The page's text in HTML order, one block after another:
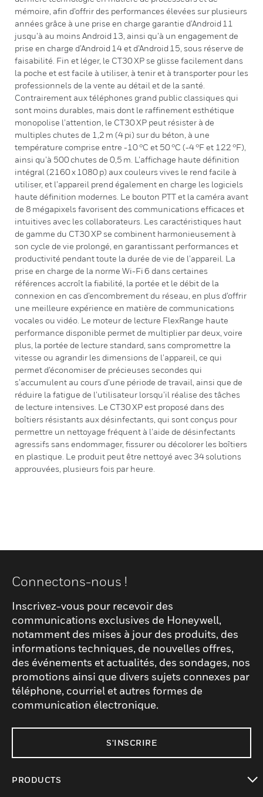
mémoire, afin d’offrir des performances élevées sur plusieurs
années grâce à une prise en charge garantie d’Android 11
jusqu’à au moins Android 13, ainsi qu’à un engagement de
prise en charge d’Android 14 et d’Android 15, sous réserve de
faisabilité. Fin et léger, le CT30 XP se glisse facilement dans
la poche et est facile à utiliser, à tenir et à transporter pour les
professionnels de la vente au détail et de la santé.
Contrairement aux téléphones grand public classiques qui
sont moins durables, mais dont le raffinement esthétique
monopolise l’attention, le CT30 XP peut résister à de
multiples chutes de 1,2 m (4 pi) sur du béton, à une
température comprise entre -10 °C et 50 °C (-4 °F et 122 °F),
ainsi qu’à 500 chutes de 0,5 m. L’affichage haute définition
intégral (2160 x 1080 p) aux couleurs vives le rend facile à
utiliser, et l’appareil prend également en charge les logiciels
haute définition modernes. Le bouton PTT et la caméra avant
de 8 mégapixels favorisent des communications efficaces et
intuitives avec les collaborateurs. Les caractéristiques haut
de gamme du CT30 XP se combinent harmonieusement à
son cycle de vie prolongé, en garantissant performances et
productivité pendant toute la durée de vie de l’appareil. La
prise en charge de la norme Wi-Fi 6 dans certaines
références accroît la fiabilité, la portée et le débit de la
connexion en cas d’encombrement du réseau, en plus d’offrir
une meilleure expérience en matière de communications
vocales ou vidéo. Le moteur de lecture FlexRange haute
performance disponible permet de multiplier par deux, voire
plus, la portée de lecture standard, sans compromettre la
vitesse ou agrandir les dimensions de l’appareil, ce qui
permet d’économiser de précieuses secondes qui
s’accumulent au cours d’une période de travail, ainsi que de
réduire la fatigue de l’utilisateur lorsqu’il réalise des tâches
de lecture intensives. Le CT30 XP est proposé dans des
boîtiers résistants aux désinfectants, qui sont conçus pour
permettre un nettoyage fréquent à l’aide de désinfectants
agressifs sans endommager, fissurer ou décolorer les boîtiers
en plastique. Le produit peut être nettoyé avec 34 solutions
approuvées, plusieurs fois par heure.
Connectons-nous !
Inscrivez-vous pour recevoir des
communications exclusives de Honeywell,
notamment des mises à jour des produits, des
informations techniques, de nouvelles offres,
des événements et actualités, des sondages, nos
promotions ainsi que divers sujets connexes par
téléphone, courriel et autres formes de
communication électronique.
S'INSCRIRE
PRODUCTS